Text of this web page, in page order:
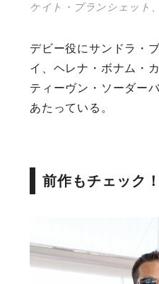
ケイト・ブランシェット
デビー役にサンドラ・
イ、ヘレナ・ボナム・
ティーヴン・ソーダー
あたっている。
前作もチェック